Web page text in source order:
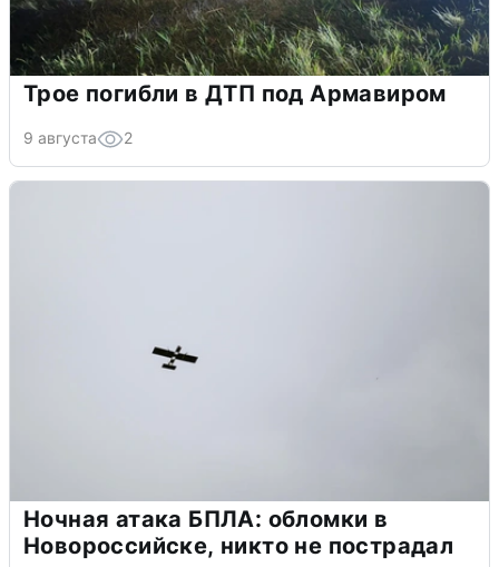
Трое погибли в ДТП под Армавиром
9 августа 2
Ночная атака БПЛА: обломки в
Новороссийске, никто не пострадал